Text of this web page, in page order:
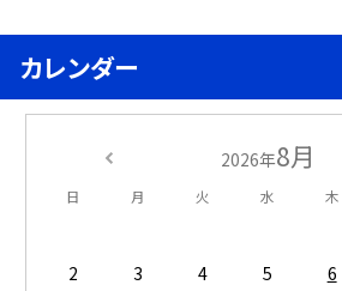
カレンダー
2026年8月
日 月 火 水 木
2
3 4 5 6